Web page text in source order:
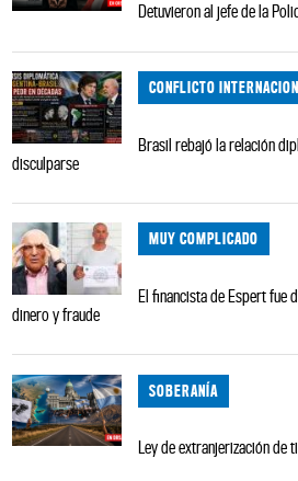
Detuvieron al jefe de la
CONFLICTO
Brasil rebajó la relación
disculparse
MUY COMPLICADO
El financista de Espert fue
dinero y fraude
SOBERANÍA
Ley de extranjerización de